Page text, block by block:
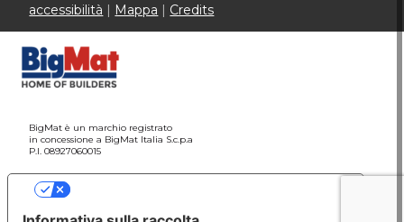
accessibilità | Mappa | Credits
BigMat è un marchio registrato
in concessione a BigMat Italia S.c.p.a
P.I. 08927060015
Le tue preferenze relative alla privacy